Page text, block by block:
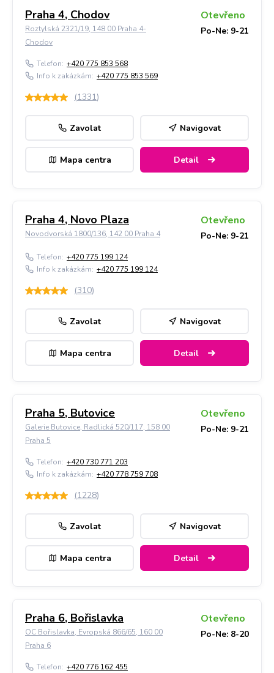
Praha 4, Chodov
Roztylská 2321/19, 148 00 Praha 4-
Chodov
Otevřeno
Po-Ne: 9-21
Telefon: +420 775 853 568
Info k zakázkám: +420 775 853 569
(1331)
Zavolat Navigovat
Mapa centra Detail
Praha 4, Novo Plaza
Novodvorská 1800/136, 142 00 Praha 4
Otevřeno
Po-Ne: 9-21
Telefon: +420 775 199 124
Info k zakázkám: +420 775 199 124
(310)
Zavolat Navigovat
Mapa centra Detail
Praha 5, Butovice
Galerie Butovice, Radlická 520/117, 158 00
Praha 5
Otevřeno
Po-Ne: 9-21
Telefon: +420 730 771 203
Info k zakázkám: +420 778 759 708
(1228)
Zavolat Navigovat
Mapa centra Detail
Praha 6, Bořislavka
OC Bořislavka, Evropská 866/65, 160 00
Praha 6
Otevřeno
Po-Ne: 8-20
Telefon: +420 776 162 455